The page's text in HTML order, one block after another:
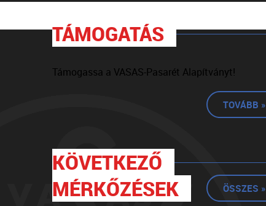
TÁMOGATÁS
Támogassa a VASAS-Pasarét Alapítványt!
TOVÁBB »
KÖVETKEZŐ
MÉRKŐZÉSEK
ÖSSZES »